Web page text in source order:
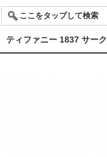
ここをタップして検索
ティファニー 1837 サー